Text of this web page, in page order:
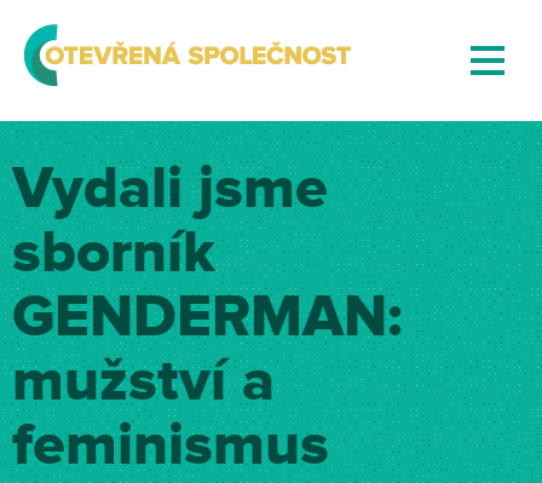
Vydali jsme
sborník
GENDERMAN:
mužství a
feminismus